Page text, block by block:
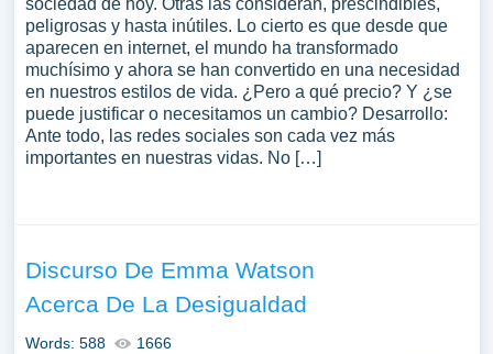
sociedad de hoy. Otras las consideran, prescindibles,
peligrosas y hasta inútiles. Lo cierto es que desde que
aparecen en internet, el mundo ha transformado
muchísimo y ahora se han convertido en una necesidad
en nuestros estilos de vida. ¿Pero a qué precio? Y ¿se
puede justificar o necesitamos un cambio? Desarrollo:
Ante todo, las redes sociales son cada vez más
importantes en nuestras vidas. No […]
Discurso De Emma Watson
Acerca De La Desigualdad
Words: 588 1666